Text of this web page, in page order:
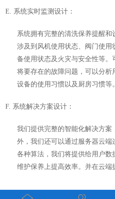
E. 系统实时监测设计：
系统拥有完整的清洗保养提醒和
涉及到风机使用状态、阀门使
备使用状态及火灾与安全性等
将要存在的故障问题，可以分
设备的使用习惯以及厨房习惯等。
F. 系统解决方案设计：
我们提供完整的智能化解决方案
外，我们还可以通过服务器云
各种算法，我们将提供给用户数
维护保养上提高效率。并在云端